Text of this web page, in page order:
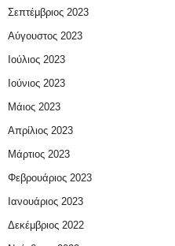
Σεπτέμβριος 2023
Αύγουστος 2023
Ιούλιος 2023
Ιούνιος 2023
Μάιος 2023
Απρίλιος 2023
Μάρτιος 2023
Φεβρουάριος 2023
Ιανουάριος 2023
Δεκέμβριος 2022